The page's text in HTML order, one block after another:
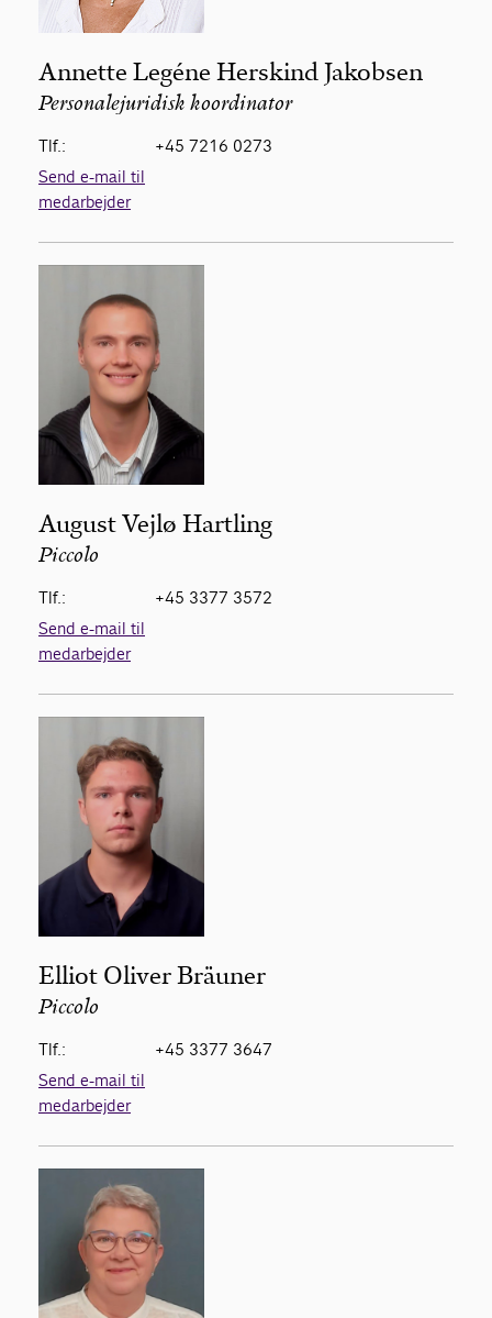
Annette Legéne Herskind Jakobsen
Personalejuridisk koordinator
Tlf.:
+45 7216 0273
Send e-mail til
medarbejder
August Vejlø Hartling
Piccolo
Tlf.:
+45 3377 3572
Send e-mail til
medarbejder
Elliot Oliver Bräuner
Piccolo
Tlf.:
+45 3377 3647
Send e-mail til
medarbejder